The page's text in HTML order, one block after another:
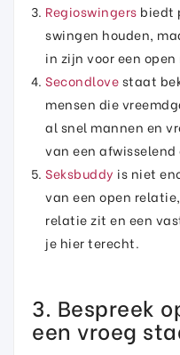
Regioswingers biedt
swingen houden,
in zijn voor een
Secondlovestaat
mensen die
al snel mannen en
van een
Seksbuddy is niet
van een open
relatie zit en een
je hier terecht.
3. Bespreek
een vroeg